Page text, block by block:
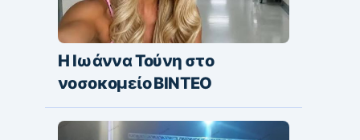
Η Ιωάννα Τούνη στο
νοσοκομείο ΒΙΝΤΕΟ